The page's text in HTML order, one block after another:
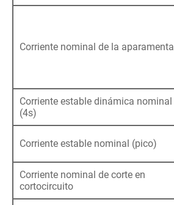
Corriente nominal de la aparamenta
Corriente estable dinámica nominal
(4s)
Corriente estable nominal (pico)
Corriente nominal de corte en
cortocircuito